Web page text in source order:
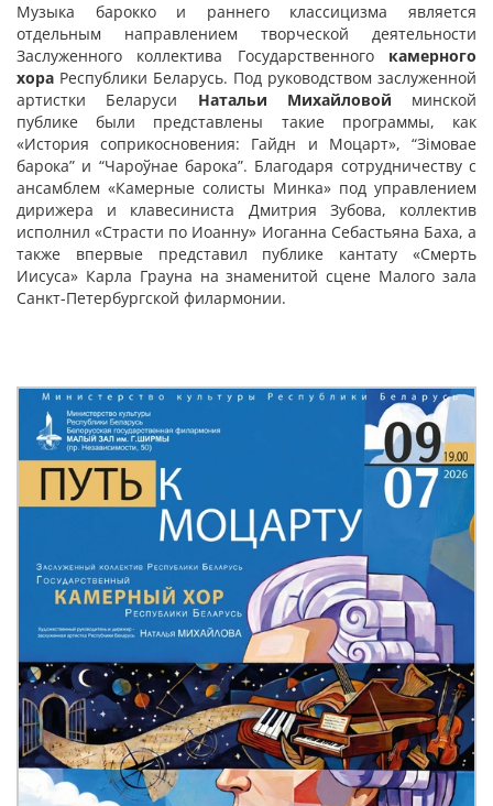
Музыка барокко и раннего классицизма является
отдельным направлением творческой деятельности
Заслуженного коллектива Государственного камерного
хора Республики Беларусь. Под руководством заслуженной
артистки Беларуси Натальи Михайловой минской
публике были представлены такие программы, как
«История соприкосновения: Гайдн и Моцарт», “Зімовае
барока” и “Чароўнае барока”. Благодаря сотрудничеству с
ансамблем «Камерные солисты Минка» под управлением
дирижера и клавесиниста Дмитрия Зубова, коллектив
исполнил «Страсти по Иоанну» Иоганна Себастьяна Баха, а
также впервые представил публике кантату «Смерть
Иисуса» Карла Грауна на знаменитой сцене Малого зала
Санкт-Петербургской филармонии.